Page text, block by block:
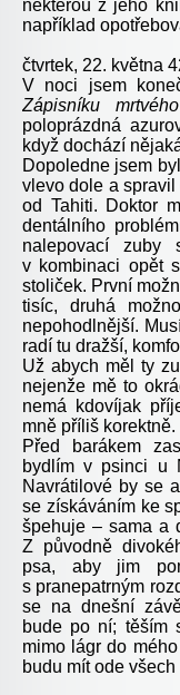
některou z jeho
například
čtvrtek, 22. května
V noci jsem
Zápisníku
poloprázdná
když dochází
Dopoledne jsem
vlevo dole a
od Tahiti. Doktor
dentálního
nalepovací zuby
v kombinaci opět
stoliček. První
tisíc, druhá
nepohodlnější.
radí tu dražší,
Už abych měl ty
nejenže mě to
nemá kdovíjak
mně příliš korektně.
Před barákem
bydlím v psinci u
Navrátilové by se
se získáváním ke
špehuje – sama a
Z původně
psa, aby jim
s pranepatrným
se na dnešní
bude po ní; těším
mimo lágr do
budu mít ode všech